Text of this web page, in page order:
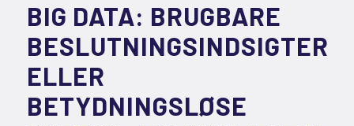
BIG DATA: BRUGBARE
BESLUTNINGSINDSIGTER
ELLER
BETYDNINGSLØSE